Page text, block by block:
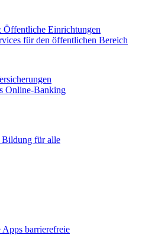
Öffentliche Einrichtungen
für den öffentlichen Bereich
Online-Banking
Bildung für alle
Apps barrierefreie